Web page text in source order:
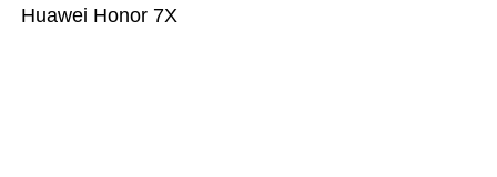
Huawei Honor 7X